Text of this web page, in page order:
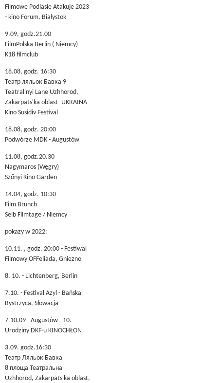
Filmowe Podlasie Atakuje 2023
- kino Forum, Białystok
9.09, godz.21.00
FilmPolska Berlin ( Niemcy)
K18 filmclub
18.08, godz. 16:30
Театр ляльок Бавка 9
Teatral'nyi Lane Uzhhorod,
Zakarpats'ka oblast- UKRAINA
Kino Susidiv Festival
18.08, godz. 20:00
Podwórze MDK - Augustów
11.08, godz.20.30
Nagymaros (Węgry)
Szőnyi Kino Garden
14.04, godz. 10:30
Film Brunch
Selb Filmtage / Niemcy
pokazy w 2022:
10.11. , godz. 20:00 - Festiwal
Filmowy OFFeliada, Gniezno
8. 10. - Lichtenberg, Berlin
7.10. - Festival Azyl - Bańska
Bystrzyca, Słowacja
7-10.09 - Augustów - 10.
Urodziny DKF-u KINOCHŁON
3.09. godz.16:30
Театр Ляльок Бавка
8 площа Театральна
Uzhhorod, Zakarpats'ka oblast,